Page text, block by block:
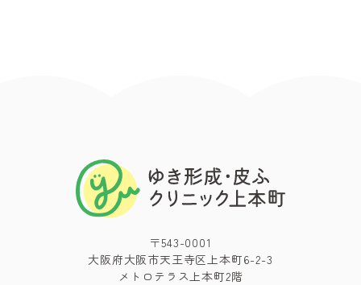
〒543-0001
大阪府大阪市天王寺区上本町6-2-3
メトロテラス上本町2階